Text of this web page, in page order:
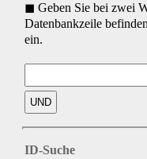
◼ Geben Sie bei zwei
Datenbankzeile
ein.
ID-Suche